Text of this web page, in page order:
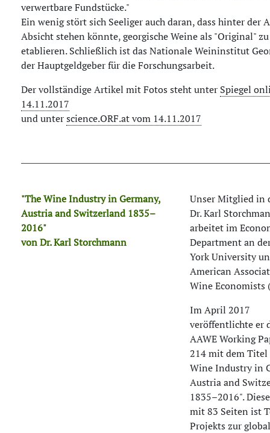
verwertbare Fundstücke."
Ein wenig stört sich Seeliger auch daran, dass hinter der
Absicht stehen könnte, georgische Weine als "Original" zu
etablieren. Schließlich ist das Nationale Weininstitut
der Hauptgeldgeber für die Forschungsarbeit.
Der vollständige Artikel mit Fotos steht unter Spiegel
14.11.2017
und unterscience.ORF.at vom 14.11.2017
"The Wine Industry in Germany,
Austria and Switzerland 1835–
2016"
von Dr. Karl Storchmann
Unser Mitglied in
Dr. Karl
arbeitet im
Department an
York University
American
Wine Economists
Im April 2017
veröffentlichte er
AAWE Working
214 mit dem Titel
Wine Industry in
Austria and
1835–2016".
mit 83 Seiten ist
Projekts zur